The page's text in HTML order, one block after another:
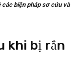
các biện pháp sơ cứu và
khi bị rắn